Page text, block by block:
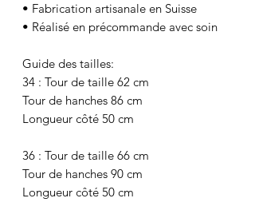
• Fabrication artisanale en Suisse
• Réalisé en précommande avec soin
Guide des tailles:
34 : Tour de taille 62 cm
Tour de hanches 86 cm
Longueur côté 50 cm
36 : Tour de taille 66 cm
Tour de hanches 90 cm
Longueur côté 50 cm